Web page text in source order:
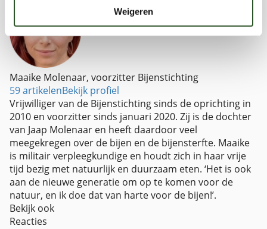
Weigeren
Maaike Molenaar, voorzitter Bijenstichting
59 artikelenBekijk profiel
Vrijwilliger van de Bijenstichting sinds de oprichting in
2010 en voorzitter sinds januari 2020. Zij is de dochter
van Jaap Molenaar en heeft daardoor veel
meegekregen over de bijen en de bijensterfte. Maaike
is militair verpleegkundige en houdt zich in haar vrije
tijd bezig met natuurlijk en duurzaam eten. ‘Het is ook
aan de nieuwe generatie om op te komen voor de
natuur, en ik doe dat van harte voor de bijen!’.
Bekijk ook
Reacties